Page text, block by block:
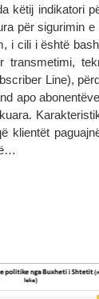
këtij indikatori
për sigurimin e
i cili i është
transmetimi,
Line),
apo
klientët